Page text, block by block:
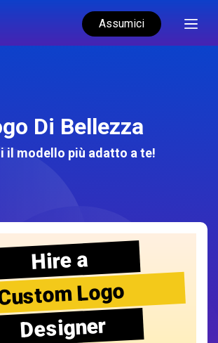
Assumici
Di Bellezza
il modello più adatto a te!
Hire a
Logo
Designer